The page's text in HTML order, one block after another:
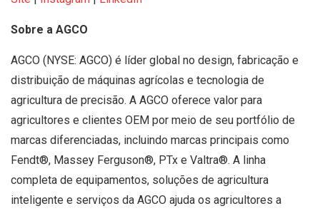
Sobre a AGCO
AGCO (NYSE: AGCO) é líder global no design, fabricação e
distribuição de máquinas agrícolas e tecnologia de
agricultura de precisão. A AGCO oferece valor para
agricultores e clientes OEM por meio de seu portfólio de
marcas diferenciadas, incluindo marcas principais como
Fendt®️, Massey Ferguson®️, PTx e Valtra®️. A linha
completa de equipamentos, soluções de agricultura
inteligente e serviços da AGCO ajuda os agricultores a